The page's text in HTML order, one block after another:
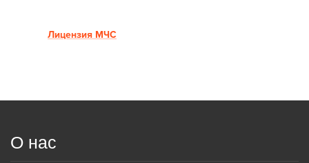
Лицензия МЧС
О нас